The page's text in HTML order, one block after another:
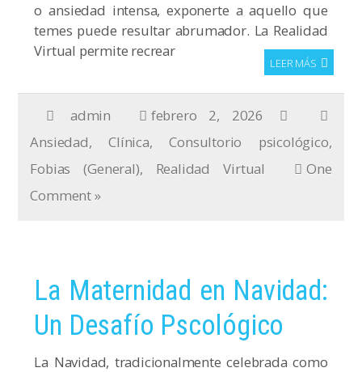
o ansiedad intensa, exponerte a aquello que
temes puede resultar abrumador. La Realidad
Virtual permite recrear
LEER MÁS
admin
febrero 2, 2026
Ansiedad,Clínica,Consultorio psicológico,
Fobias (General), Realidad Virtual
One
Comment »
La Maternidad en Navidad:
Un Desafío Pscológico
La Navidad, tradicionalmente celebrada como